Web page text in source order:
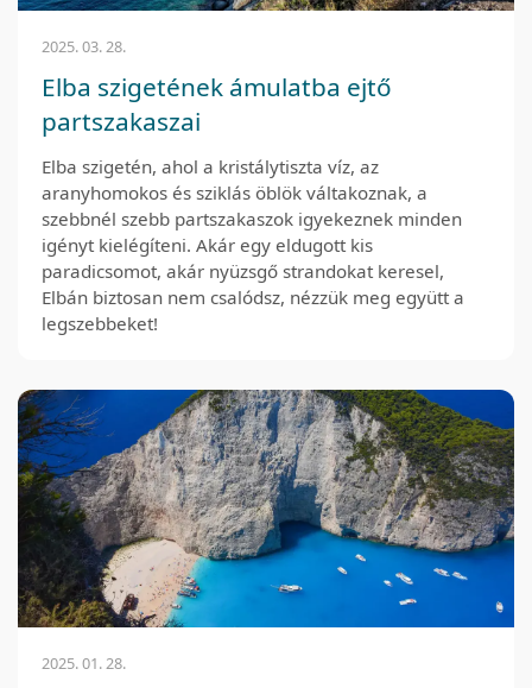
2025. 03. 28.
Elba szigetének ámulatba ejtő
partszakaszai
Elba szigetén, ahol a kristálytiszta víz, az
aranyhomokos és sziklás öblök váltakoznak, a
szebbnél szebb partszakaszok igyekeznek minden
igényt kielégíteni. Akár egy eldugott kis
paradicsomot, akár nyüzsgő strandokat keresel,
Elbán biztosan nem csalódsz, nézzük meg együtt a
legszebbeket!
2025. 01. 28.